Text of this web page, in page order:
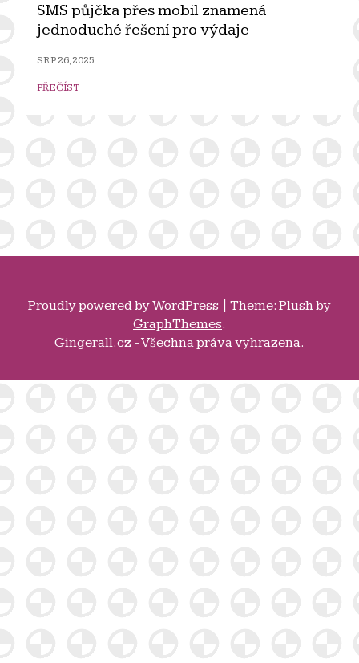
SMS půjčka přes mobil znamená
jednoduché řešení pro výdaje
SRP 26, 2025
PŘEČÍST
Proudly powered byWordPress
Theme: Plush by
GraphThemes.
Gingerall.cz - Všechna práva vyhrazena.